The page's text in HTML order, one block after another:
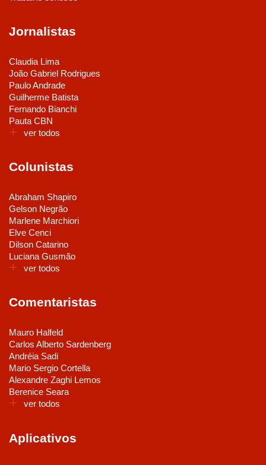
Jornalistas
Claudia Lima
João Gabriel Rodrigues
Paulo Andrade
Guilherme Batista
Fernando Bianchi
Pauta CBN
ver todos
Colunistas
Abraham Shapiro
Gelson Negrão
Marlene Marchiori
Elve Cenci
Dilson Catarino
Luciana Gusmão
ver todos
Comentaristas
Mauro Halfeld
Carlos Alberto Sardenberg
Andréia Sadi
Mario Sergio Cortella
Alexandre Zaghi Lemos
Berenice Seara
ver todos
Aplicativos